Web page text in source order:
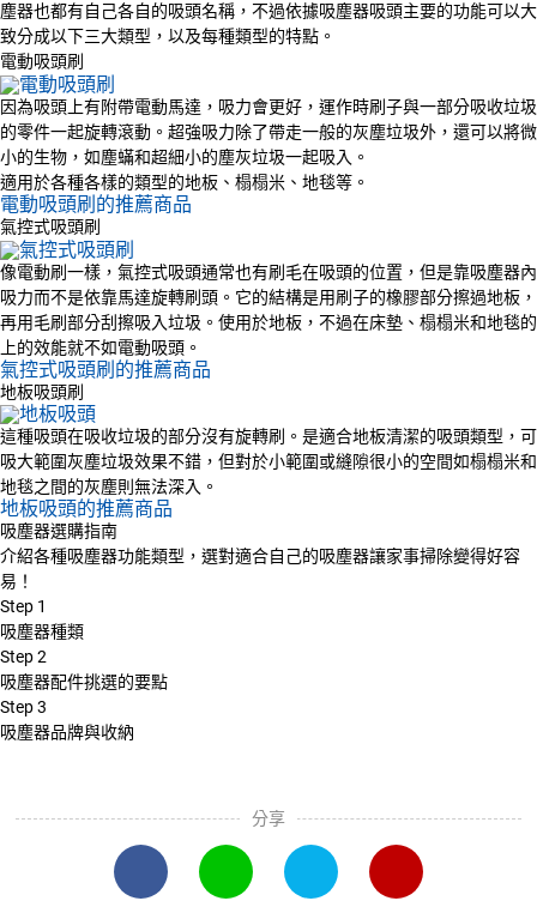
塵器也都有自己各自的吸頭名稱，不過依據吸塵器吸頭主要的功能可以大
致分成以下三大類型，以及每種類型的特點。
電動吸頭刷
因為吸頭上有附帶電動馬達，吸力會更好，運作時刷子與一部分吸收垃圾
的零件一起旋轉滾動。超強吸力除了帶走一般的灰塵垃圾外，還可以將微
小的生物，如塵蟎和超細小的塵灰垃圾一起吸入。
適用於各種各樣的類型的地板、榻榻米、地毯等。
電動吸頭刷的推薦商品
氣控式吸頭刷
像電動刷一樣，氣控式吸頭通常也有刷毛在吸頭的位置，但是靠吸塵器內
吸力而不是依靠馬達旋轉刷頭。它的結構是用刷子的橡膠部分擦過地板，
再用毛刷部分刮擦吸入垃圾。使用於地板，不過在床墊、榻榻米和地毯的
上的效能就不如電動吸頭。
氣控式吸頭刷的推薦商品
地板吸頭刷
這種吸頭在吸收垃圾的部分沒有旋轉刷。是適合地板清潔的吸頭類型，可
吸大範圍灰塵垃圾效果不錯，但對於小範圍或縫隙很小的空間如榻榻米和
地毯之間的灰塵則無法深入。
地板吸頭的推薦商品
吸塵器選購指南
介紹各種吸塵器功能類型，選對適合自己的吸塵器讓家事掃除變得好容
易！
Step 1
吸塵器種類
Step2
吸塵器配件挑選的要點
Step3
吸塵器品牌與收納
分享